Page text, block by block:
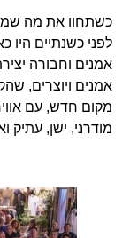
כשתחוו את מה
לפני כשנתיים היו
אמנים וחבורה
אמנים ויוצרים,
מקום חדש, עם
מודרני, ישן, עתיק